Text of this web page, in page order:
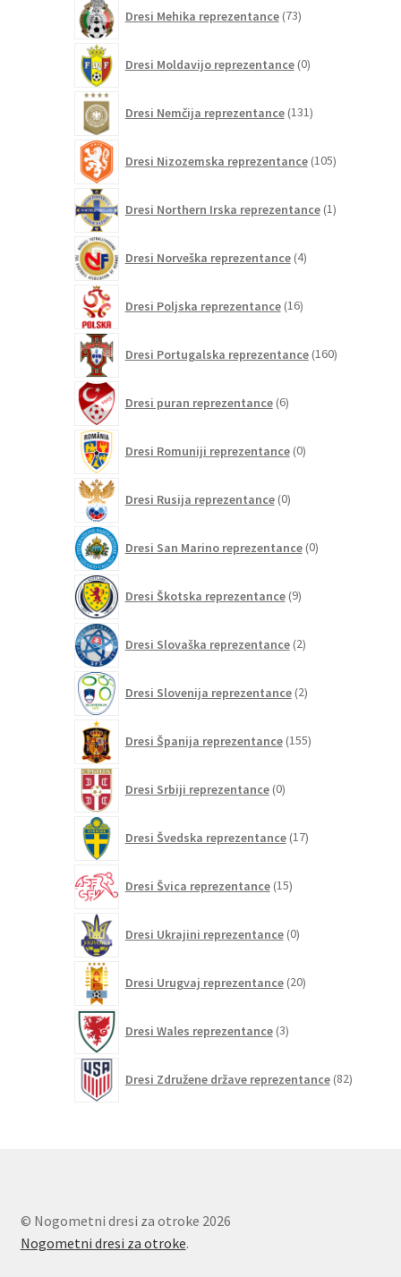
Dresi Mehika reprezentance 73izdelkov
Dresi Moldavijo reprezentance 0izdelkov
Dresi Nemčija reprezentance 131izdelkov
Dresi Nizozemska reprezentance 105izdelkov
Dresi Northern Irska reprezentance 1izdelek
Dresi Norveška reprezentance 4izdelki
Dresi Poljska reprezentance 16izdelkov
Dresi Portugalska reprezentance 160izdelkov
Dresi puran reprezentance 6izdelkov
Dresi Romuniji reprezentance 0izdelkov
Dresi Rusija reprezentance 0izdelkov
Dresi San Marino reprezentance 0izdelkov
Dresi Škotska reprezentance 9izdelkov
Dresi Slovaška reprezentance 2izdelka
Dresi Slovenija reprezentance 2izdelka
Dresi Španija reprezentance 155izdelkov
Dresi Srbiji reprezentance 0izdelkov
Dresi Švedska reprezentance 17izdelkov
Dresi Švica reprezentance 15izdelkov
Dresi Ukrajini reprezentance 0izdelkov
Dresi Urugvaj reprezentance 20izdelkov
Dresi Wales reprezentance 3izdelki
Dresi Združene države reprezentance 82izdelkov
© Nogometni dresi za otroke 2026
Nogometni dresi za otroke.